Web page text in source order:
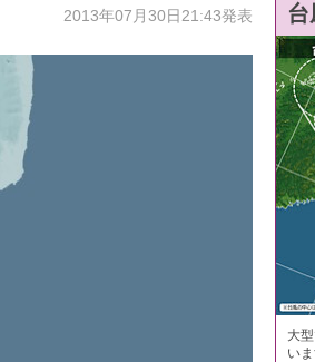
2013年07月30日21:43発表
大
い